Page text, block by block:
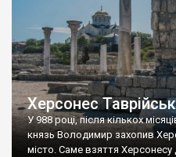
Херсонес
У 988 році, після кількох
князь Володимир захопив
місто. Саме взяття